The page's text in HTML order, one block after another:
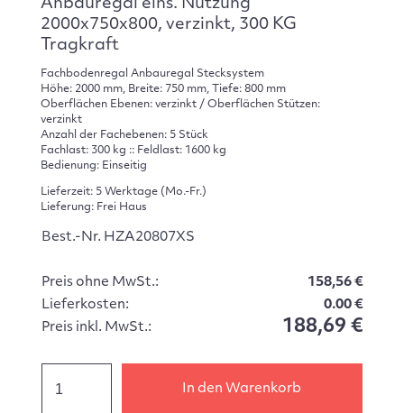
Anbauregal eins. Nutzung
2000x750x800, verzinkt, 300 KG
Tragkraft
Fachbodenregal Anbauregal Stecksystem
Höhe: 2000 mm, Breite: 750 mm, Tiefe: 800 mm
Oberflächen Ebenen: verzinkt / Oberflächen Stützen:
verzinkt
Anzahl der Fachebenen: 5 Stück
Fachlast: 300 kg :: Feldlast: 1600 kg
Bedienung: Einseitig
Lieferzeit: 5 Werktage (Mo.-Fr.)
Lieferung: Frei Haus
Best.-Nr. HZA20807XS
Preis ohne MwSt.:
158,56 €
Lieferkosten:
0.00 €
Preis inkl. MwSt.:
188,69 €
In den Warenkorb